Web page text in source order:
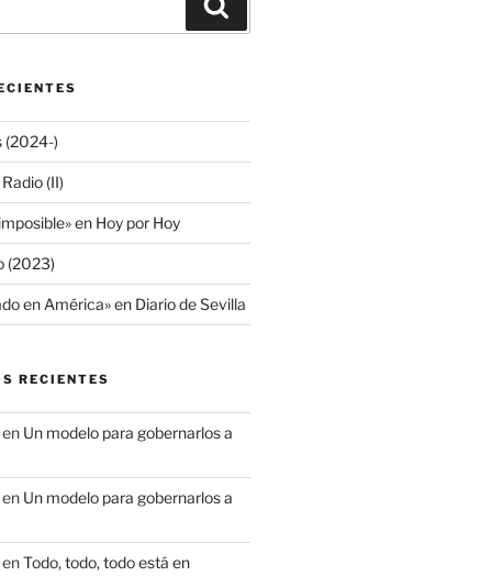
(2024-)
(II)
en Hoy por Hoy
(2023)
en América» en Diario de Sevilla
RECIENTES
Un modelo para gobernarlos a
Un modelo para gobernarlos a
Todo, todo, todo está en